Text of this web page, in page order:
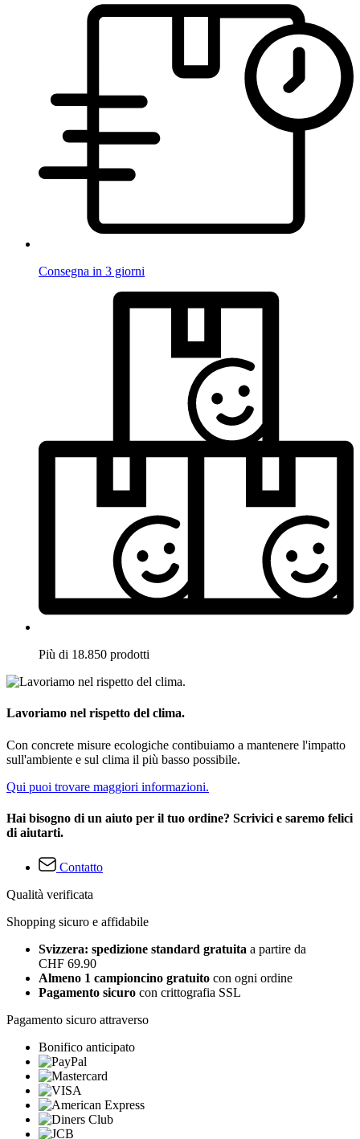
Consegna in 3 giorni
Più di 18.850 prodotti
Lavoriamo nel rispetto del clima.
Con concrete misure ecologiche contibuiamo a mantenere l'impatto
sull'ambiente e sul clima il più basso possibile.
Qui puoi trovare maggiori informazioni.
Hai bisogno di un aiuto per il tuo ordine? Scrivici e saremo felici
di aiutarti.
Contatto
Qualità verificata
Shopping sicuro e affidabile
Svizzera: spedizione standard gratuita a partire da
CHF 69.90
Almeno 1 campioncino gratuito con ogni ordine
Pagamento sicuro con crittografia SSL
Pagamento sicuro attraverso
Bonifico anticipato